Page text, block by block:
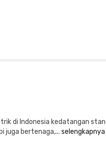
di Indonesia kedatangan
juga bertenaga,... selengkapnya